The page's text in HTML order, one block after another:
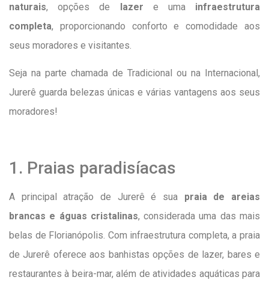
naturais, opções de lazer e uma infraestrutura
completa, proporcionando conforto e comodidade aos
seus moradores e visitantes.
Seja na parte chamada de Tradicional ou na Internacional,
Jurerê guarda belezas únicas e várias vantagens aos seus
moradores!
1. Praias paradisíacas
A principal atração de Jurerê é sua praia de areias
brancas e águas cristalinas, considerada uma das mais
belas de Florianópolis. Com infraestrutura completa, a praia
de Jurerê oferece aos banhistas opções de lazer, bares e
restaurantes à beira-mar, além de atividades aquáticas para